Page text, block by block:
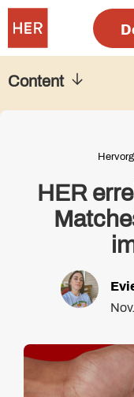
HER
Content